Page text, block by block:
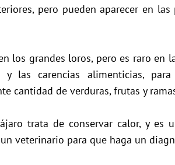
pero pueden aparecer en
los grandes loros, pero es raro en
las carencias alimenticias,
cantidad de verduras, frutas y
trata de conservar calor, y es
veterinario para que haga un